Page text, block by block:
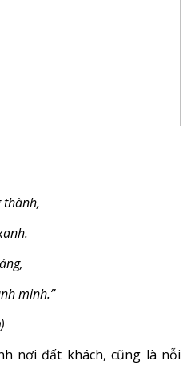
thành,
minh.”
)
nơi đất khách, cũng là nỗi